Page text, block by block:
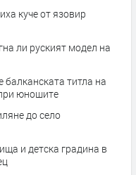
куче от язовир
ли руският модел на
титла на
юношите
до село
и детска градина в